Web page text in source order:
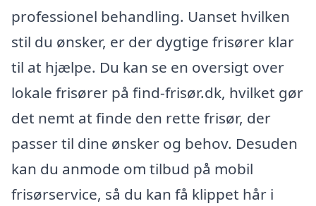
professionel behandling. Uanset hvilken
stil du ønsker, er der dygtige frisører klar
til at hjælpe. Du kan se en oversigt over
lokale frisører på find-frisør.dk, hvilket gør
det nemt at finde den rette frisør, der
passer til dine ønsker og behov. Desuden
kan du anmode om tilbud på mobil
frisørservice, så du kan få klippet hår i